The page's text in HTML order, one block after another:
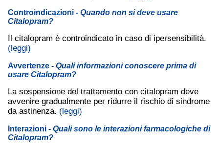
Controindicazioni - Quando non si deve usare
Citalopram?
Il citalopram è controindicato in caso di ipersensibilità.
(leggi)
Avvertenze - Quali informazioni conoscere prima di
usare Citalopram?
La sospensione del trattamento con citalopram deve
avvenire gradualmente per ridurre il rischio di sindrome
da astinenza. (leggi)
Interazioni - Quali sono le interazioni farmacologiche di
Citalopram?